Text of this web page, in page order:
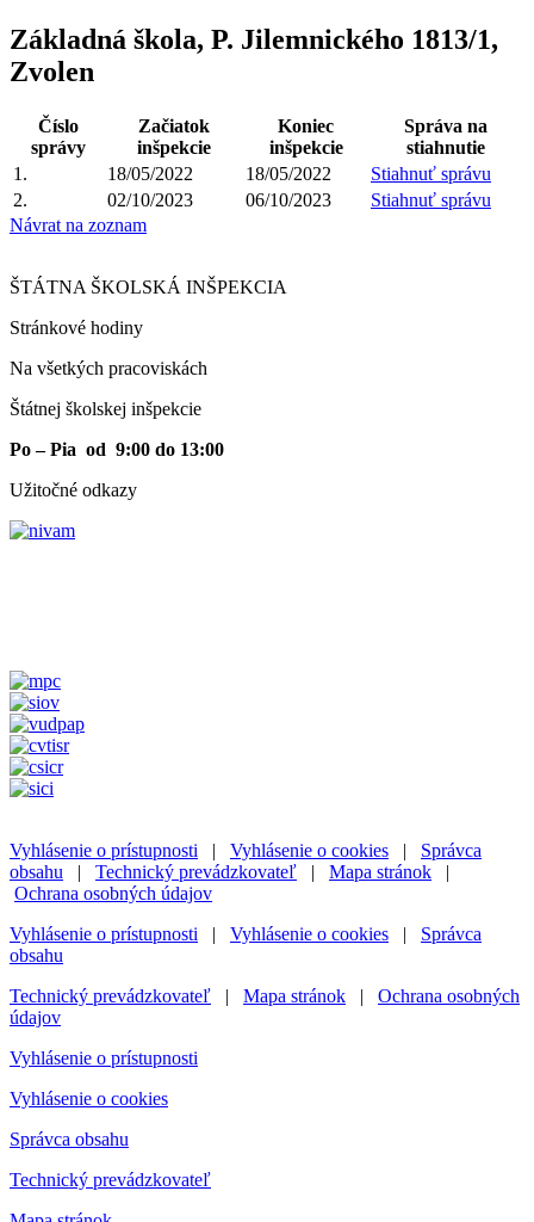
Základná škola, P. Jilemnického 1813/1,
Zvolen
Číslo
správy
Začiatok
inšpekcie
Koniec
inšpekcie
Správa na
stiahnutie
1.
18/05/2022 18/05/2022
Stiahnuť správu
2.
02/10/2023 06/10/2023
Stiahnuť správu
Návrat na zoznam
ŠTÁTNA ŠKOLSKÁ INŠPEKCIA
Stránkové hodiny​
Na všetkých pracoviskách
Štátnej školskej inšpekcie
Po – Pia od 9:00 do 13:00
Užitočné odkazy
Vyhlásenie o prístupnosti | Vyhlásenie o cookies | Správca
obsahu | Technický prevádzkovateľ | Mapa stránok |
Ochrana osobných údajov
Vyhlásenie o prístupnosti | Vyhlásenie o cookies | Správca
obsahu
Technický prevádzkovateľ | Mapa stránok | Ochrana osobných
údajov
Vyhlásenie o prístupnosti
Vyhlásenie o cookies
Správca obsahu
Technický prevádzkovateľ